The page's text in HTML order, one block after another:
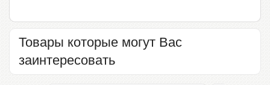
Товары которые могут Вас
заинтересовать